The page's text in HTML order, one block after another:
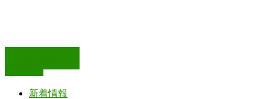
新着情報